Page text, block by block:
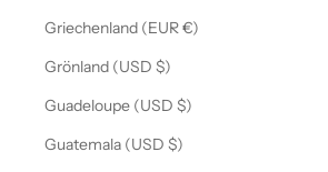
Griechenland (EUR €)
Grönland (USD $)
Guadeloupe (USD $)
Guatemala (USD $)